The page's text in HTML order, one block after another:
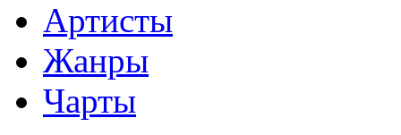
Артисты
Жанры
Чарты